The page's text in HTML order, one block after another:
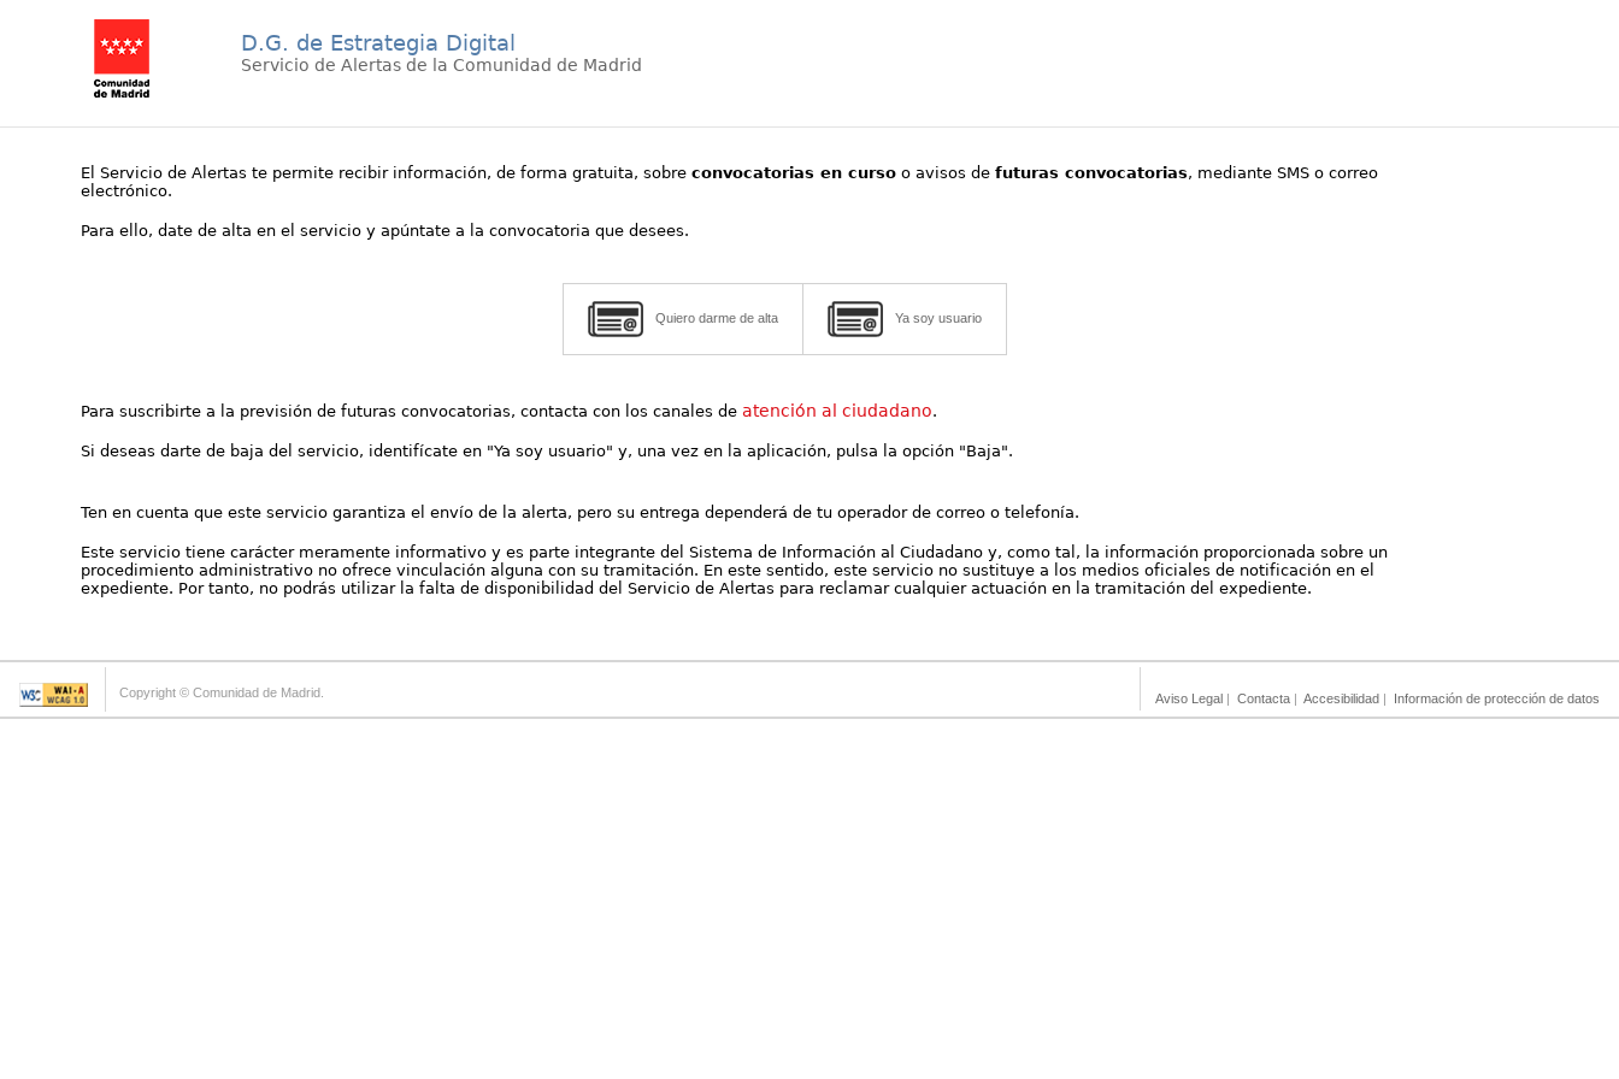
D.G. de Estrategia Digital
Servicio de Alertas de la Comunidad de Madrid
El Servicio de Alertas te permite recibir información, de forma gratuita, sobreconvocatorias en curso o avisos defuturas convocatorias, mediante SMS o correo
electrónico.
Para ello, date de alta en el servicio y apúntate a la convocatoria que desees.
Quiero darme de alta Ya soy usuario
Para suscribirte a la previsión de futuras convocatorias, contacta con los canales deatención al ciudadano.
Si deseas darte de baja del servicio, identifícate en "Ya soy usuario" y, una vez en la aplicación, pulsa la opción "Baja".
Ten en cuenta que este servicio garantiza el envío de la alerta, pero su entrega dependerá de tu operador de correo o telefonía.
Este servicio tiene carácter meramente informativo y es parte integrante del Sistema de Información al Ciudadano y, como tal, la información proporcionada sobre un
procedimiento administrativo no ofrece vinculación alguna con su tramitación. En este sentido, este servicio no sustituye a los medios oficiales de notificación en el
expediente. Por tanto, no podrás utilizar la falta de disponibilidad del Servicio de Alertas para reclamar cualquier actuación en la tramitación del expediente.
Copyright © Comunidad de Madrid. Aviso Legal | Contacta | Accesibilidad | Información de protección de datos